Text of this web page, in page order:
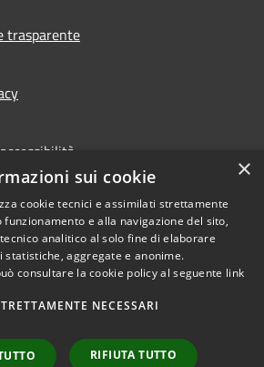
trasparente
Copyright ©
Comune di Fiumicello Villa
×
sui cookie
cookie tecnici e assimilati strettamente
e alla navigazione del sito,
analitico al solo fine di elaborare
statistiche, aggregate e anonime.
consultare la cookie policy al seguente link
NECESSARI
RIFIUTA TUTTO